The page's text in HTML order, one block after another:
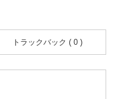
トラックバック ( 0 )